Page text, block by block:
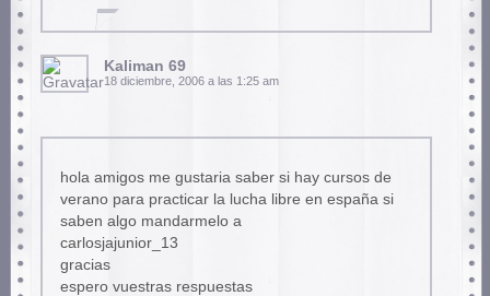
Kaliman 69
18 diciembre, 2006 a las 1:25 am
hola amigos me gustaria saber si hay cursos de
verano para practicar la lucha libre en españa si
saben algo mandarmelo a
carlosjajunior_13
gracias
espero vuestras respuestas